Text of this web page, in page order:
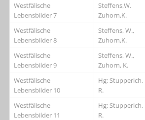
Westfälische
Lebensbilder 7
Steffens,W.
Zuhorn,K.
Westfälische
Lebensbilder 8
Steffens, W.,
Zuhorn,K.
Westfälische
Lebensbilder 9
Steffens, W.,
Zuhorn, K.
Westfälische
Lebensbilder 10
Hg: Stupperich,
R.
Westfälische
Lebensbilder 11
Hg: Stupperich,
R.